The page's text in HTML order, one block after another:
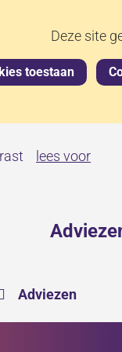
Deze site
toestaan
lees voor
Adviezen